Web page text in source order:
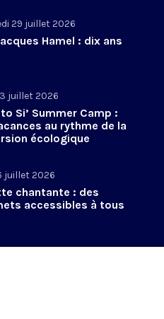
29 juillet 2026
Hamel : dix ans
juillet 2026
Si’ Summer Camp :
au rythme de la
écologique
juillet 2026
chantante : des
accessibles à tous